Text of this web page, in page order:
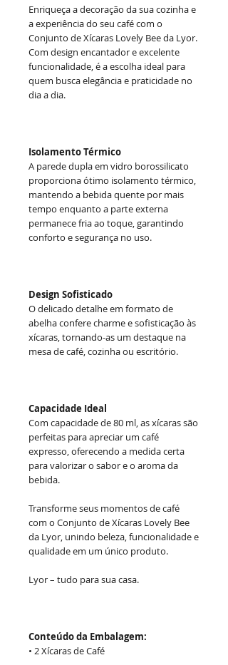
Enriqueça a decoração da sua cozinha e
a experiência do seu café com o
Conjunto de Xícaras Lovely Bee da Lyor.
Com design encantador e excelente
funcionalidade, é a escolha ideal para
quem busca elegância e praticidade no
dia a dia.
Isolamento Térmico
A parede dupla em vidro borossilicato
proporciona ótimo isolamento térmico,
mantendo a bebida quente por mais
tempo enquanto a parte externa
permanece fria ao toque, garantindo
conforto e segurança no uso.
Design Sofisticado
O delicado detalhe em formato de
abelha confere charme e sofisticação às
xícaras, tornando-as um destaque na
mesa de café, cozinha ou escritório.
Capacidade Ideal
Com capacidade de 80 ml, as xícaras são
perfeitas para apreciar um café
expresso, oferecendo a medida certa
para valorizar o sabor e o aroma da
bebida.
Transforme seus momentos de café
com o Conjunto de Xícaras Lovely Bee
da Lyor, unindo beleza, funcionalidade e
qualidade em um único produto.
Lyor – tudo para sua casa.
Conteúdo da Embalagem:
• 2 Xícaras de Café